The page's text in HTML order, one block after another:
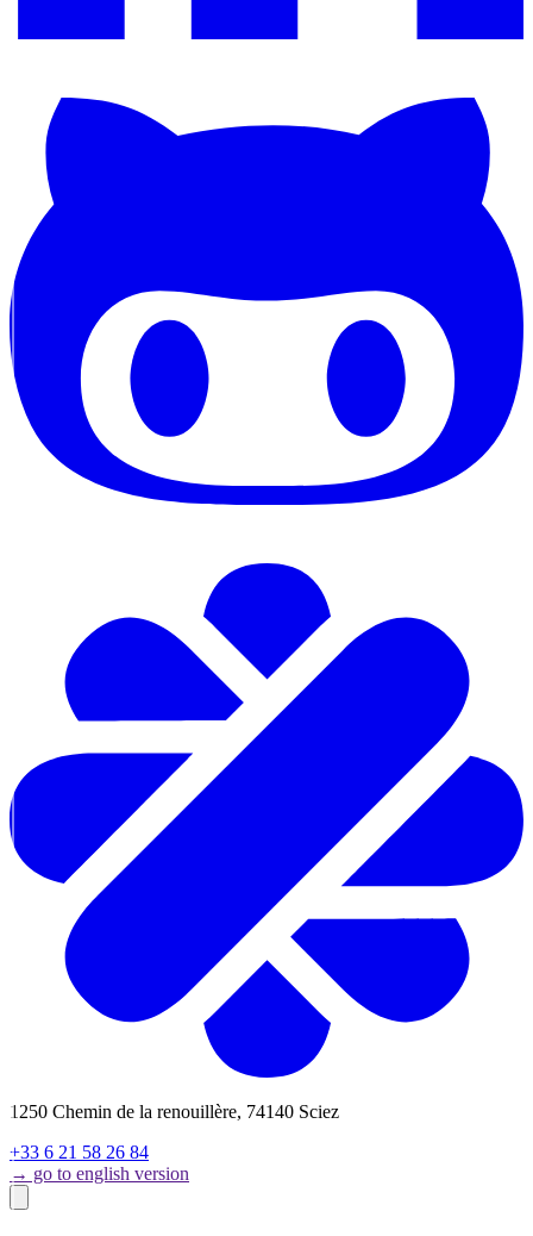
1250 Chemin de la renouillère, 74140 Sciez
+33 6 21 58 26 84
→ go to english version